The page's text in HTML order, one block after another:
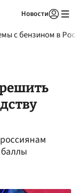
Новости
с бензином в